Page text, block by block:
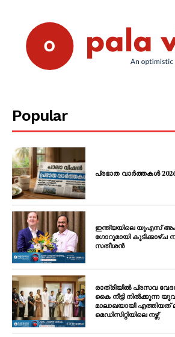
Popular
പ്രഭാത വാർത്തകൾ
ഇന്ത്യയിലെ യുഎസ്
ഗോറുമായി കൂടിക്കാഴ്ച
സതീശൻ
രാത്രിയിൽ പ്രസവ
കൈ നീട്ടി നിൽക്കുന്ന
മാലാഖയായി എത്തിയത്
മെഡിസിറ്റിയിലെ നഴ്സ്